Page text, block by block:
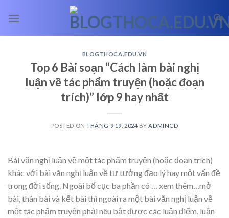
BLOGTHOCA.EDU.VN
Top 6 Bài soạn “Cách làm bài nghị
luận về tác phẩm truyện (hoặc đoạn
trích)” lớp 9 hay nhất
POSTED ONTHÁNG 9 19, 2024 BY ADMINCD
Bài văn nghị luận về một tác phẩm truyện (hoặc đoạn trích)
khác với bài văn nghị luận về tư tưởng đạo lý hay một vấn đề
trong đời sống. Ngoài bố cục ba phần có
… xem thêm… mở
bài, thân bài và kết bài thì ngoài ra một bài văn nghị luận về
một tác phẩm truyện phải nêu bật được các luận điểm, luận